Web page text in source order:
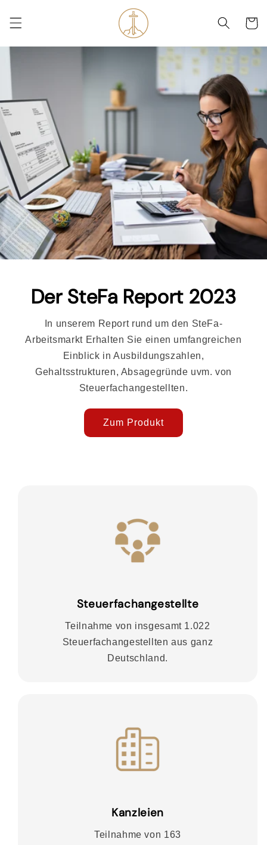
Inhalt
Der SteFa Report 2023
In unserem Report rund um den SteFa-
Arbeitsmarkt Erhalten Sie einen umfangreichen
Einblick in Ausbildungszahlen,
Gehaltsstrukturen, Absagegründe uvm. von
Steuerfachangestellten.
Zum Produkt
Steuerfachangestellte
Teilnahme von insgesamt 1.022
Steuerfachangestellten aus ganz
Deutschland.
Kanzleien
Teilnahme von 163